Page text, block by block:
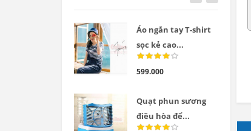
Áo ngắn tay T-shirt
sọc kẻ cao...
599.000
Quạt phun sương
điều hòa để...